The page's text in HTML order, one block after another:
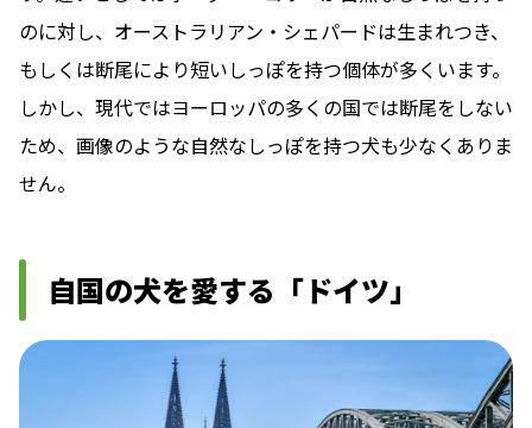
のに対し、オーストラリアン・シェパードは生まれつき、
もしくは断尾により短いしっぽを持つ個体が多くいます。
しかし、現代ではヨーロッパの多くの国では断尾をしない
ため、画像のような自然なしっぽを持つ犬も少なくありま
せん。
自国の犬を愛する「ドイツ」